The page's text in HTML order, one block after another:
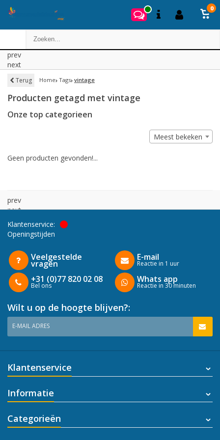
0
prev
next
Terug Home Tags vintage
Producten getagd met vintage
Onze top categorieen
Meest bekeken
Geen producten gevonden!...
prev
next
Klantenservice:
Openingstijden
Veelgestelde
vragen
+31 (0)77 820 02 08
Bel ons
E-mail
Reactie in 1 uur
Whats app
Reactie in 30 minuten
Wilt u op de hoogte blijven?:
E-MAIL ADRES
Klantenservice
Informatie
Categorieën